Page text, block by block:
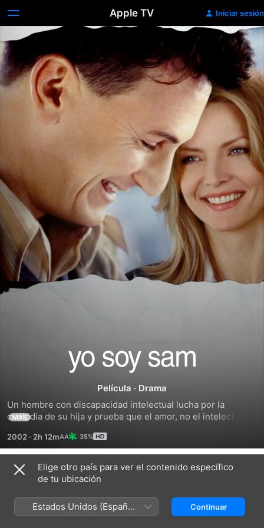
Apple TV Iniciar sesión
Yo
Soy
Sam
Película · Drama
Un hombre con discapacidad intelectual lucha por la
custodia de su hija y prueba que el amor, no el intelecto, es
MÁS
2002 · 2h 12m 35%
Tráilers
Elige otro país para ver el contenido específico
de tu ubicación
Estados Unidos (Español
México)
Continuar